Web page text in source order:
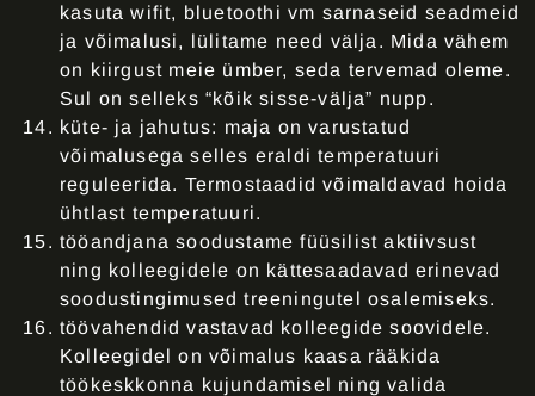
kasuta wifit, bluetoothi vm sarnaseid seadmeid
ja võimalusi, lülitame need välja. Mida vähem
on kiirgust meie ümber, seda tervemad oleme.
Sul on selleks “kõik sisse-välja” nupp.
küte- ja jahutus: maja on varustatud
võimalusega selles eraldi temperatuuri
reguleerida. Termostaadid võimaldavad hoida
ühtlast temperatuuri.
tööandjana soodustame füüsilist aktiivsust
ning kolleegidele on kättesaadavad erinevad
soodustingimused treeningutel osalemiseks.
töövahendid vastavad kolleegide soovidele.
Kolleegidel on võimalus kaasa rääkida
töökeskkonna kujundamisel ning valida